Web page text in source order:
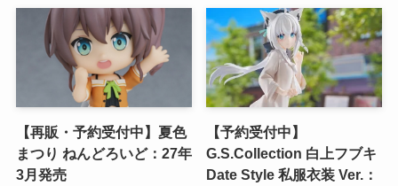
【再販・予約受付中】夏色
まつり ねんどろいど：27年
3月発売
【予約受付中】
G.S.Collection 白上フブキ
Date Style 私服衣装 Ver.：